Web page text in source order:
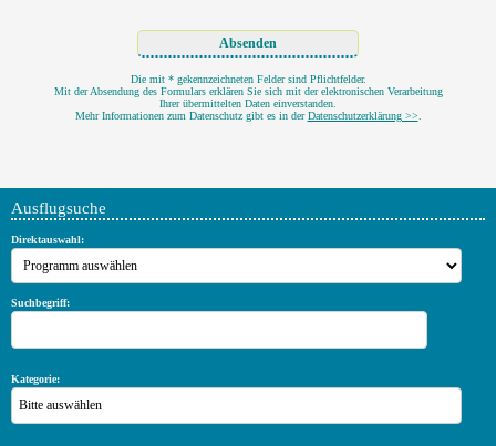
Die mit * gekennzeichneten Felder sind Pflichtfelder.
Mit der Absendung des Formulars erklären Sie sich mit der elektronischen Verarbeitung
Ihrer übermittelten Daten einverstanden.
Mehr Informationen zum Datenschutz gibt es in derDatenschutzerklärung >>
Ausflugsuche
Direktauswahl:
Suchbegriff:
Kategorie:
Bitte auswählen